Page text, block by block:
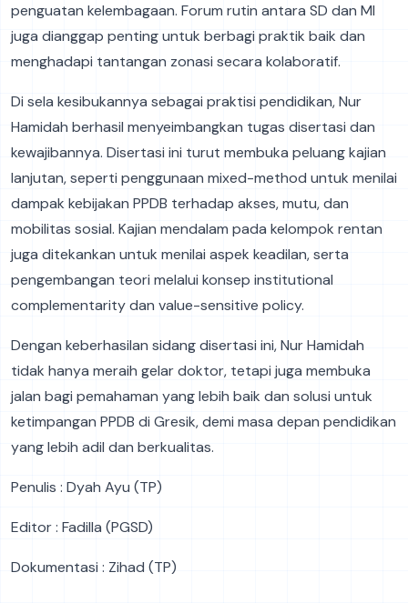
penguatan kelembagaan. Forum rutin antara SD dan MI
juga dianggap penting untuk berbagi praktik baik dan
menghadapi tantangan zonasi secara kolaboratif.
Di sela kesibukannya sebagai praktisi pendidikan, Nur
Hamidah berhasil menyeimbangkan tugas disertasi dan
kewajibannya. Disertasi ini turut membuka peluang kajian
lanjutan, seperti penggunaan mixed-method untuk menilai
dampak kebijakan PPDB terhadap akses, mutu, dan
mobilitas sosial. Kajian mendalam pada kelompok rentan
juga ditekankan untuk menilai aspek keadilan, serta
pengembangan teori melalui konsep institutional
complementarity dan value-sensitive policy.
Dengan keberhasilan sidang disertasi ini, Nur Hamidah
tidak hanya meraih gelar doktor, tetapi juga membuka
jalan bagi pemahaman yang lebih baik dan solusi untuk
ketimpangan PPDB di Gresik, demi masa depan pendidikan
yang lebih adil dan berkualitas.
Penulis : Dyah Ayu (TP)
Editor : Fadilla (PGSD)
Dokumentasi : Zihad (TP)